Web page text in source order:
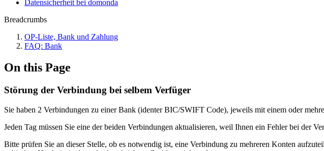
Datensicherheit bei domonda
Breadcrumbs
OP-Liste, Bank und Zahlung
FAQ: Bank
On this Page
Störung der Verbindung bei selbem Verfüger
Sie haben 2 Verbindungen zu einer Bank (identer BIC/SWIFT Code), jeweils mit einem oder
Jeden Tag müssen Sie eine der beiden Verbindungen aktualisieren, weil Ihnen ein Fehler bei der
Bitte prüfen Sie an dieser Stelle, ob es notwendig ist, eine Verbindung zu mehreren Konten